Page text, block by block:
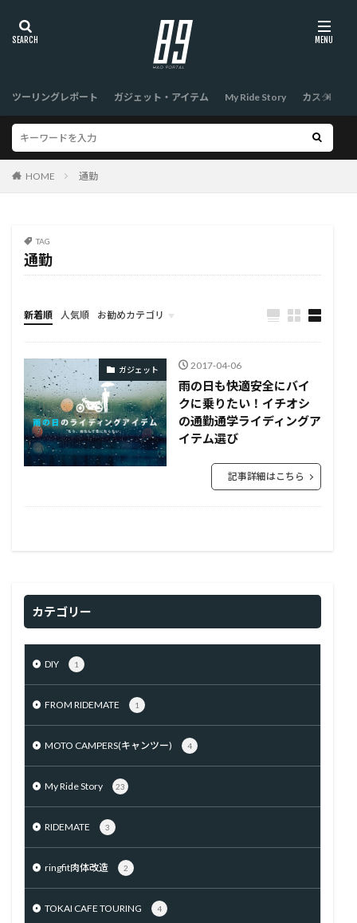
ツーリングレポート ガジェット・アイテム My Ride Story カスタム
HOME 通勤
TAG
通勤
新着順 人気順 お勧めカテゴリ
TOP
ガジェット 2017-04-06
雨の日も快適安全にバイ
クに乗りたい！イチオシ
の通勤通学ライディングア
イテム選び
記事詳細はこちら
カテゴリー
DIY 1
FROM RIDEMATE 1
MOTO CAMPERS(キャンツー) 4
My Ride Story 23
RIDEMATE 3
ringfit肉体改造 2
TOKAI CAFE TOURING 4